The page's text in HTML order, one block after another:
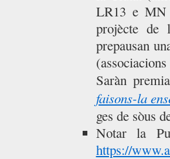
LR13 e
projècte de
prepausan
Saràn
faisons-la
ges de sòus
Notar la
https://